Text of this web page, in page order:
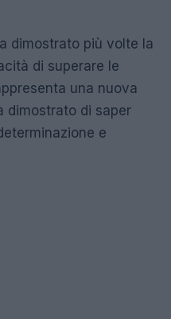
dimostrato più volte la
di superare le
una nuova
dimostrato di saper
e